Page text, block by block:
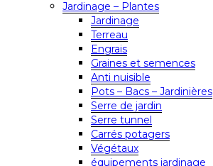
Jardinage – Plantes
Jardinage
Terreau
Engrais
Graines et semences
Anti nuisible
Pots – Bacs – Jardinières
Serre de jardin
Serre tunnel
Carrés potagers
Végétaux
équipements jardinage